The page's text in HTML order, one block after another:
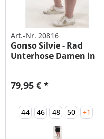
Art.-Nr. 20816
Gonso Silvie - Rad
Unterhose Damen in
79,95 € *
44 46 48 50 +1